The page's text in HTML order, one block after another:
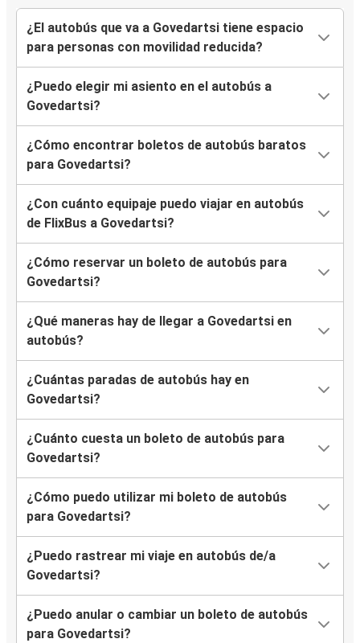
¿El autobús que va a Govedartsi tiene espacio
para personas con movilidad reducida?
¿Puedo elegir mi asiento en el autobús a
Govedartsi?
¿Cómo encontrar boletos de autobús baratos
para Govedartsi?
¿Con cuánto equipaje puedo viajar en autobús
de FlixBus a Govedartsi?
¿Cómo reservar un boleto de autobús para
Govedartsi?
¿Qué maneras hay de llegar a Govedartsi en
autobús?
¿Cuántas paradas de autobús hay en
Govedartsi?
¿Cuánto cuesta un boleto de autobús para
Govedartsi?
¿Cómo puedo utilizar mi boleto de autobús
para Govedartsi?
¿Puedo rastrear mi viaje en autobús de/a
Govedartsi?
¿Puedo anular o cambiar un boleto de autobús
para Govedartsi?